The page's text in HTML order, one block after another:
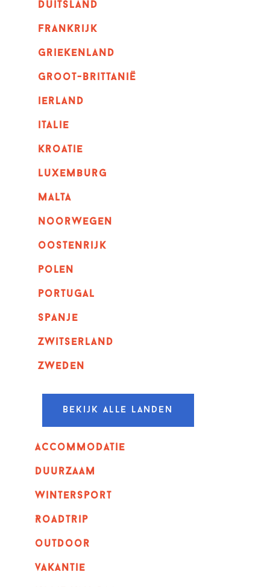
duitsland
frankrijk
griekenland
Groot-Brittanië
ierland
italie
kroatie
luxemburg
malta
noorwegen
oostenrijk
polen
portugal
spanje
zwitserland
zweden
Bekijk alle landen
Accommodatie
Duurzaam
wintersport
Roadtrip
outdoor
vakantie